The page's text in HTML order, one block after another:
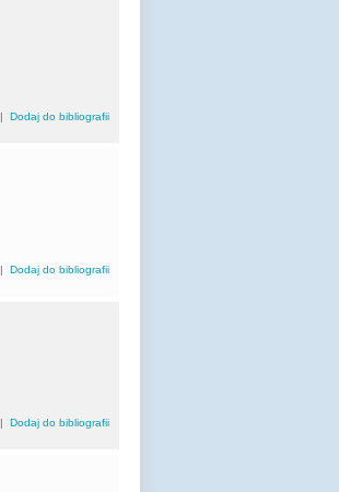
|Dodaj do bibliografii
|Dodaj do bibliografii
|Dodaj do bibliografii